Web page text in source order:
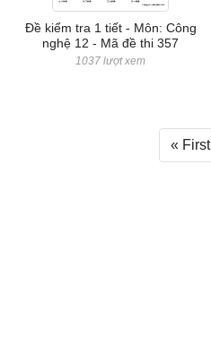
Đề kiểm tra 1 tiết - Môn: Công
nghệ 12 - Mã đề thi 357
1037 lượt xem
« First